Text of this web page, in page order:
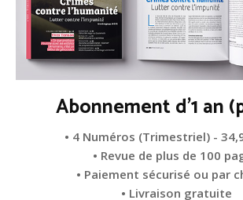
Abonnement d'1 an
• 4 Numéros (Trimestriel) -
• Revue de plus de 100
• Paiement sécurisé ou par
• Livraison gratuite